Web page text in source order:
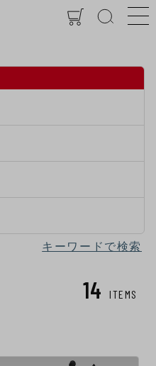
キーワードで検索
14 ITEMS